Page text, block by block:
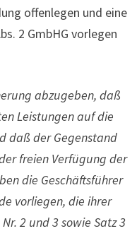
offenlegen und eine
2 GmbHG vorlegen
abzugeben, daß
Leistungen auf die
daß der Gegenstand
freien Verfügung der
die Geschäftsführer
vorliegen, die ihrer
2 und 3 sowie Satz 3